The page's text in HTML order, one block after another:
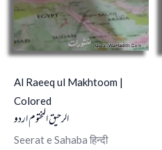
Al Raeeq ul Makhtoom |
Colored
الرحیق المختوم اردو
Seerat e Sahaba हिन्दी